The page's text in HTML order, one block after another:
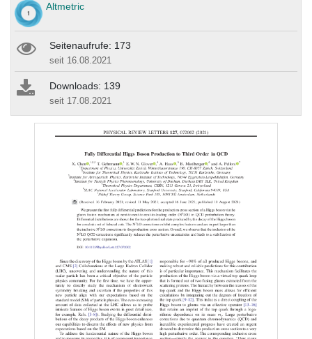
Altmetric
Seitenaufrufe: 173
seit 16.08.2021
Downloads: 139
seit 17.08.2021